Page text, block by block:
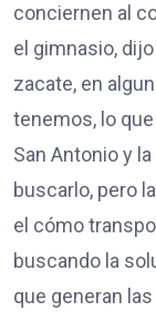
conciernen al
el gimnasio,
zacate, en
tenemos, lo
San Antonio y
buscarlo, pero
el cómo
buscando la
que generan